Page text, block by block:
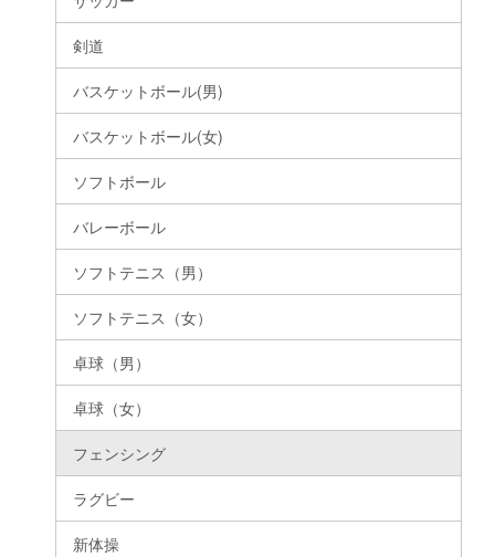
剣道
バスケットボール(男)
バスケットボール(女)
ソフトボール
バレーボール
ソフトテニス（男）
ソフトテニス（女）
卓球（男）
卓球（女）
フェンシング
ラグビー
新体操